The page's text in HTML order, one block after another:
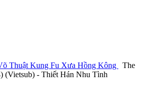
Thuật Kung Fu Xưa Hồng Kông
The
(Vietsub) - Thiết Hán Nhu Tình